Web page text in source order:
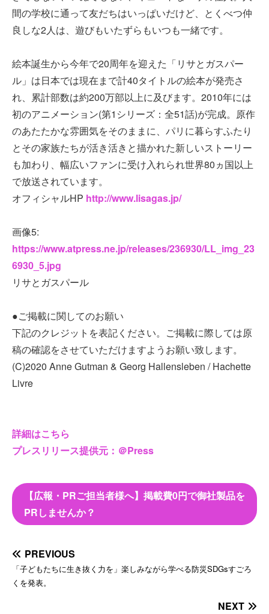
間の学校に通って友だちはいっぱいだけど、とくべつ仲
良しな2人は、遊びもいたずらもいつも一緒です。
絵本誕生から今年で20周年を迎えた「リサとガスパー
ル」は日本では現在まで計40タイトルの絵本が発売さ
れ、累計部数は約200万部以上に及びます。2010年には
初のアニメーション(第1シリーズ：全51話)が完成。原作
のあたたかな雰囲気をそのままに、パリに暮らすふたり
とその家族たちが活き活きと描かれた新しいストーリー
も加わり、幅広いファンに受け入れられ世界80ヵ国以上
で放送されています。
オフィシャルHP http://www.lisagas.jp/
画像5:
https://www.atpress.ne.jp/releases/236930/LL_img_23
6930_5.jpg
リサとガスパール
●ご掲載に関してのお願い
下記のクレジットを表記ください。ご掲載に際しては原
稿の確認をさせていただけますようお願い致します。
(C)2020 Anne Gutman & Georg Hallensleben / Hachette
Livre
詳細はこちら
プレスリリース提供元：＠Press
【広報・PRご担当者様へ】掲載費0円で御社製品を
PRしませんか？
PREVIOUS
「子どもたちに生き抜く力を」楽しみながら学べる防災SDGsすごろ
くを発表。
NEXT